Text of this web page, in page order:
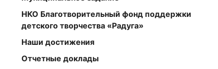
НКО Благотворительный фонд поддержки
детского творчества «Радуга»
Наши достижения
Отчетные доклады